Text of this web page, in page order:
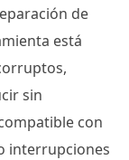
de
está
sin
con
interrupciones